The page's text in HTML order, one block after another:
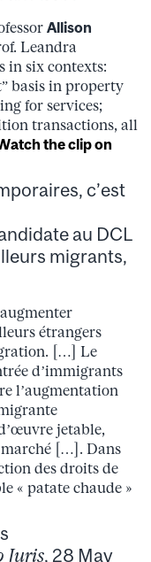
Allison
Leandra
in six contexts:
basis in property
for services;
transactions, all
the clip on
c’est
au DCL
migrants,
étrangers
[…] Le
d’immigrants
l’augmentation
jetable,
[…]. Dans
des droits de
« patate chaude »
Juris, 28 May